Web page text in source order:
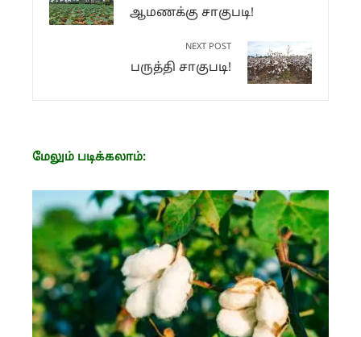
ஆமணக்கு சாகுபடி!
NEXT POST
பருத்தி சாகுபடி!
மேலும் படிக்கலாம்: